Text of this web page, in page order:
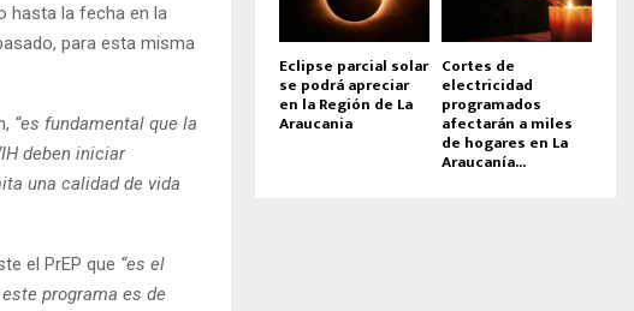
hasta la fecha en la
para esta misma
“es fundamental que la
deben iniciar
una calidad de vida
el PrEP que “es el
programa es de
Eclipse parcial solar
se podrá apreciar
en la Región de La
Araucania
Cortes de
electricidad
programados
afectarán a miles
de hogares en La
Araucanía...